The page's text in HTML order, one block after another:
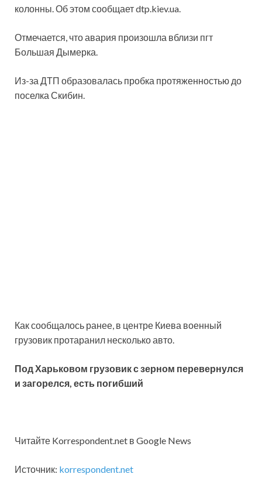
колонны. Об этом сообщает dtp.kiev.ua.
Отмечается, что авария произошла вблизи пгт
Большая Дымерка.
Из-за ДТП образовалась пробка протяженностью до
поселка Скибин.
Как сообщалось ранее, в центре Киева военный
грузовик протаранил несколько авто.
Под Харьковом грузовик с зерном перевернулся
и загорелся, есть погибший
Читайте Korrespondent.net в Google News
Источник: korrespondent.net